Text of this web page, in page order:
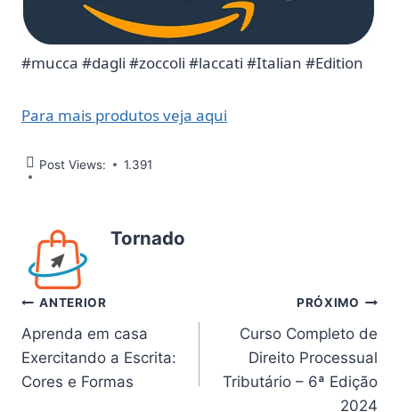
#mucca #dagli #zoccoli #laccati #Italian #Edition
Para mais produtos veja aqui
Post Views: 1.391
Tornado
Navegação
de
Post
ANTERIOR
Aprenda em casa
Exercitando a Escrita:
Cores e Formas
PRÓXIMO
Curso Completo de
Direito Processual
Tributário – 6ª Edição
2024